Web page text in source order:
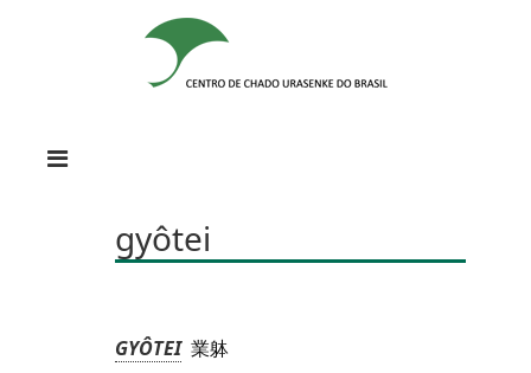
gyôtei
GYÔTEI 業躰